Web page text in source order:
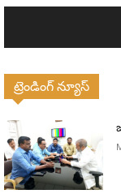
ట్రెండింగ్ న్యూస్